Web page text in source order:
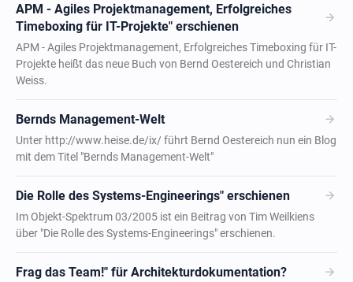
APM - Agiles Projektmanagement, Erfolgreiches
Timeboxing für IT-Projekte" erschienen
arrow_forward
APM - Agiles Projektmanagement, Erfolgreiches Timeboxing für IT-
Projekte heißt das neue Buch von Bernd Oestereich und Christian
Weiss.
Bernds Management-Welt arrow_forward
Unter http://www.heise.de/ix/ führt Bernd Oestereich nun ein Blog
mit dem Titel "Bernds Management-Welt"
Die Rolle des Systems-Engineerings" erschienen arrow_forward
Im Objekt-Spektrum 03/2005 ist ein Beitrag von Tim Weilkiens
über "Die Rolle des Systems-Engineerings" erschienen.
Frag das Team!" für Architekturdokumentation? arrow_forward